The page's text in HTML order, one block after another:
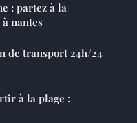
: partez à la
nantes
de transport 24h/24
à la plage :